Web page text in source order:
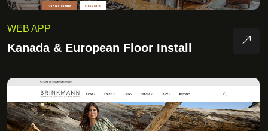
WEB APP
Kanada & European Floor Install